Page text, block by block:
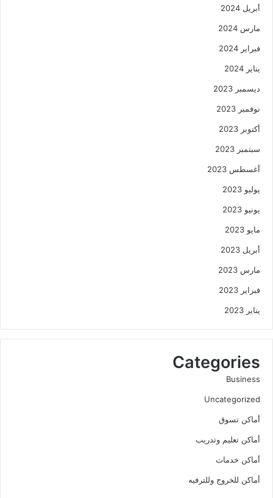
أبريل 2024
مارس 2024
فبراير 2024
يناير 2024
ديسمبر 2023
نوفمبر 2023
أكتوبر 2023
سبتمبر 2023
أغسطس 2023
يوليو 2023
يونيو 2023
مايو 2023
أبريل 2023
مارس 2023
فبراير 2023
يناير 2023
Categories
Business
Uncategorized
أماكن تسوق
أماكن تعليم وتدريب
أماكن خدمات
أماكن للخروج وللترفيه